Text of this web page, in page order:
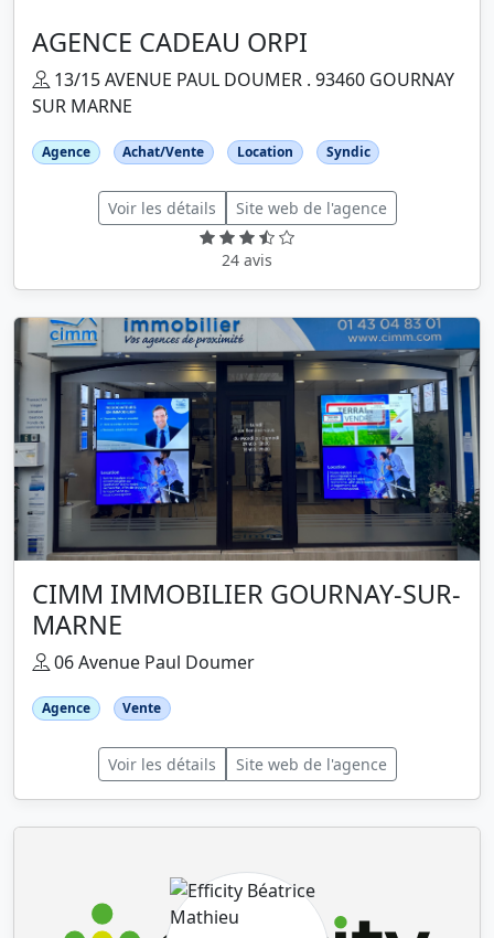
AGENCE CADEAU ORPI
13/15 AVENUE PAUL DOUMER . 93460 GOURNAY
SUR MARNE
Agence Achat/Vente Location Syndic
Voir les détails Site web de l'agence
24 avis
CIMM IMMOBILIER GOURNAY-SUR-
MARNE
06 Avenue Paul Doumer
Agence Vente
Voir les détails Site web de l'agence